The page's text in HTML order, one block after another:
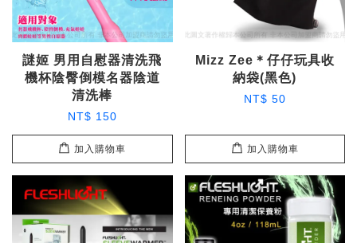
謎姬 男用自慰器清洗飛
機杯陰臀倒模名器陰道
清洗棒
NT$ 150
加入購物車
Mizz Zee＊仔仔玩具收
納袋(黑色)
NT$ 50
加入購物車